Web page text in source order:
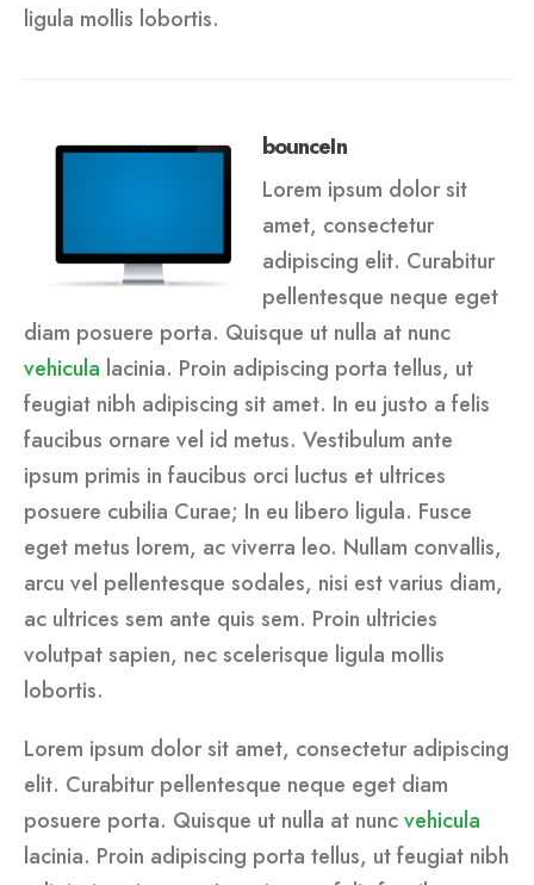
ligula mollis lobortis.
bounceIn
Lorem ipsum dolor sit
amet, consectetur
adipiscing elit. Curabitur
pellentesque neque eget
diam posuere porta. Quisque ut nulla at nunc
vehicula lacinia. Proin adipiscing porta tellus, ut
feugiat nibh adipiscing sit amet. In eu justo a felis
faucibus ornare vel id metus. Vestibulum ante
ipsum primis in faucibus orci luctus et ultrices
posuere cubilia Curae; In eu libero ligula. Fusce
eget metus lorem, ac viverra leo. Nullam convallis,
arcu vel pellentesque sodales, nisi est varius diam,
ac ultrices sem ante quis sem. Proin ultricies
volutpat sapien, nec scelerisque ligula mollis
lobortis.
Lorem ipsum dolor sit amet, consectetur adipiscing
elit. Curabitur pellentesque neque eget diam
posuere porta. Quisque ut nulla at nuncvehicula
lacinia. Proin adipiscing porta tellus, ut feugiat nibh